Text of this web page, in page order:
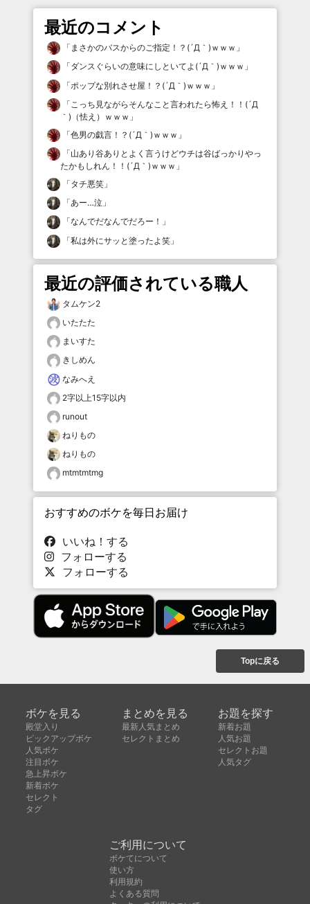
最近のコメント
「 まさかのバスからのご指定！？(´Д｀)ｗｗｗ 」
「ダンスぐらいの意味にしといてよ(´Д｀)ｗｗｗ 」
「ポップな別れさせ屋！？(´Д｀)ｗｗｗ 」
「 こっち見ながらそんなこと言われたら怖え！！(´Д
｀)（怯え）ｗｗｗ 」
「色男の戯言！？(´Д｀)ｗｗｗ 」
「山あり谷ありとよく言うけどウチは谷ばっかりやっ
たかもしれん！！(´Д｀)ｗｗｗ 」
「タチ悪笑 」
「あー…泣 」
「なんでだなんでだろー！ 」
「私は外にサッと塗ったよ笑 」
最近の評価されている職人
タムケン2
いたたた
まいすた
きしめん
なみへえ
2字以上15字以内
runout
ねりもの
ねりもの
mtmtmtmg
おすすめのボケを毎日お届け
いいね！する
フォローする
フォローする
Topに戻る
ボケを見る
殿堂入り
ピックアップボケ
人気ボケ
注目ボケ
急上昇ボケ
新着ボケ
セレクト
タグ
まとめを見る
最新人気まとめ
セレクトまとめ
お題を探す
新着お題
人気お題
セレクトお題
人気タグ
ご利用について
ボケてについて
使い方
利用規約
よくある質問